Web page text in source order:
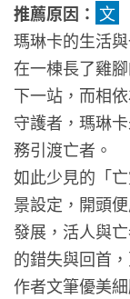
推薦原因： 文
瑪琳卡的生活
在一棟長了雞
下一站，而相
守護者，瑪琳
務引渡亡者。
如此少見的「
景設定，開頭
發展，活人與
的錯失與回首
作者文筆優美